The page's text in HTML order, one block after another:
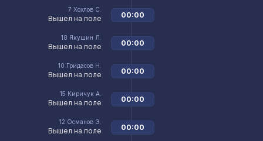
7 Хохлов С.
Вышел на поле 00:00
18 Якушин Л.
Вышел на поле 00:00
10 Гридасов Н.
Вышел на поле 00:00
15 Киричук А.
Вышел на поле 00:00
12 Османов Э.
Вышел на поле 00:00